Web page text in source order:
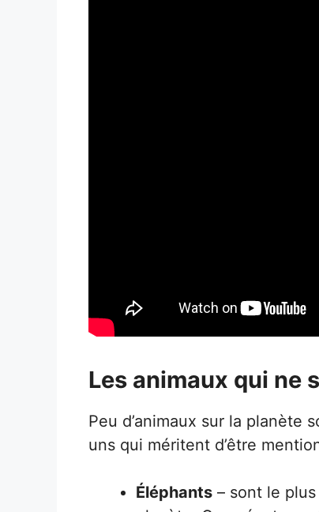
Les animaux qui ne
Peu d’animaux sur la planète
uns qui méritent d’être
Éléphants – sont le